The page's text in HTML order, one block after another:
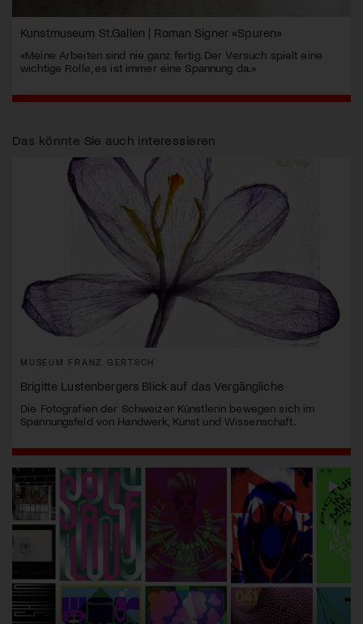
Kunstmuseum St.Gallen | Roman Signer «Spuren»
«Meine Arbeiten sind nie ganz fertig. Der Versuch spielt eine
wichtige Rolle, es ist immer eine Spannung da.»
Das könnte Sie auch interessieren
MUSEUM FRANZ GERTSCH
Brigitte Lustenbergers Blick auf das Vergängliche
Die Fotografien der Schweizer Künstlerin bewegen sich im
Spannungsfeld von Handwerk, Kunst und Wissenschaft.